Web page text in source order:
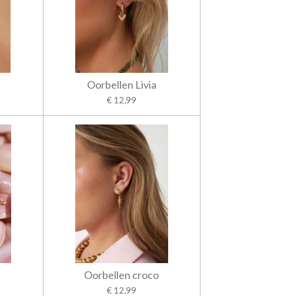
Oorbellen Livia
€ 12,99
Oorbellen croco
€ 12,99